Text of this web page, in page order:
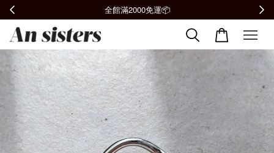
全館滿2000免運📦